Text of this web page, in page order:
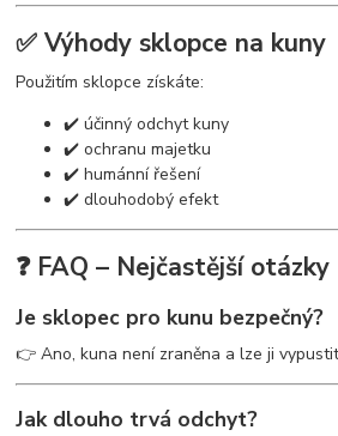
✅ Výhody sklopce na kuny
Použitím sklopce získáte:
✔️ účinný odchyt kuny
✔️ ochranu majetku
✔️ humánní řešení
✔️ dlouhodobý efekt
❓ FAQ – Nejčastější otázky
Je sklopec pro kunu bezpečný?
👉 Ano, kuna není zraněna a lze ji
Jak dlouho trvá odchyt?